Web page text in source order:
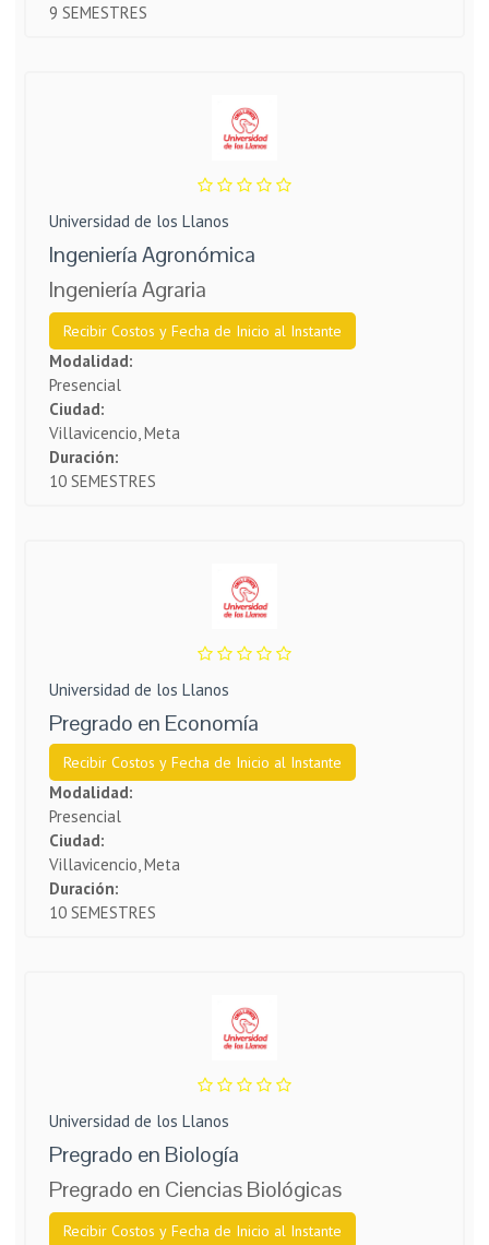
9 SEMESTRES
Universidad de los Llanos
Ingeniería Agronómica
Ingeniería Agraria
Recibir Costos y Fecha de Inicio al Instante
Modalidad:
Presencial
Ciudad:
Villavicencio, Meta
Duración:
10 SEMESTRES
Universidad de los Llanos
Pregrado en Economía
Recibir Costos y Fecha de Inicio al Instante
Modalidad:
Presencial
Ciudad:
Villavicencio, Meta
Duración:
10 SEMESTRES
Universidad de los Llanos
Pregrado en Biología
Pregrado en Ciencias Biológicas
Recibir Costos y Fecha de Inicio al Instante